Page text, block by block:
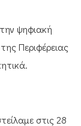
ψηφιακή
Περιφέρειας
στις 28